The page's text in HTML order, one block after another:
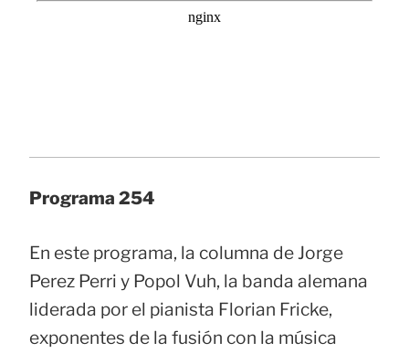
Programa 254
En este programa, la columna de Jorge
Perez Perri y Popol Vuh, la banda alemana
liderada por el pianista Florian Fricke,
exponentes de la fusión con la música